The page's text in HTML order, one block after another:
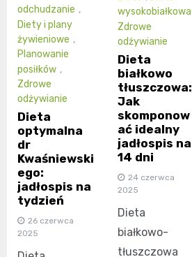
odchudzanie ,
Diety i plany
żywieniowe ,
Planowanie
posiłków ,
Zdrowe
odżywianie
Dieta
optymalna
dr
Kwaśniewski
ego:
jadłospis na
tydzień
26 czerwca
2025
wysokobiałkowa
Zdrowe
odżywianie
Dieta
białkowo
tłuszczowa:
Jak
skomponow
ać idealny
jadłospis na
14 dni
24 czerwca
2025
Dieta
białkowo-
tłuszczowa